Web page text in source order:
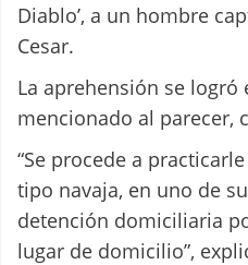
Diablo’, a un hombre
Cesar.
La aprehensión se logró
mencionado al parecer,
“Se procede a
tipo navaja, en uno de
detención domiciliaria
lugar de domicilio”,